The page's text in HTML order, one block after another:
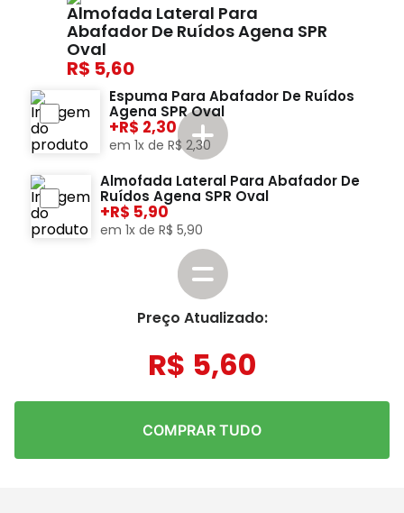
Almofada Lateral Para
Abafador De Ruídos Agena SPR
Oval
5,60
Espuma Para Abafador De Ruídos
Agena SPR Oval
+ 2,30
em1x deR$ 2,30
Almofada Lateral Para Abafador De
Ruídos Agena SPR Oval
+ 5,90
em1x deR$ 5,90
Preço Atualizado:
R$ 5,60
COMPRAR TUDO